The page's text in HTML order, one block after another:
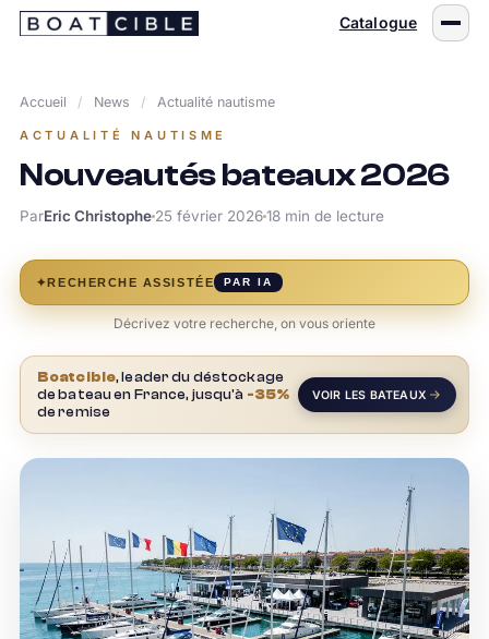
Passer
Catalogue
Accueil / News / Actualité nautisme
ACTUALITÉ NAUTISME
Nouveautés bateaux 2026
ParEric Christophe25 février 202618 min de lecture
✦RECHERCHE ASSISTÉE PAR IA
Décrivez votre recherche, on vous oriente
Boatcible, leader du déstockage
de bateau en France, jusqu'à -35%
de remise
VOIR LES BATEAUX